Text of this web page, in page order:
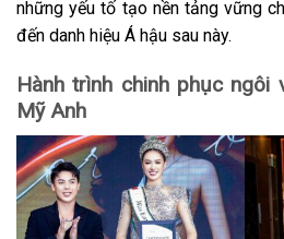
những yếu tố tạo nền tảng vững
đến danh hiệu Á hậu sau này.
Hành trình chinh phục
Mỹ Anh